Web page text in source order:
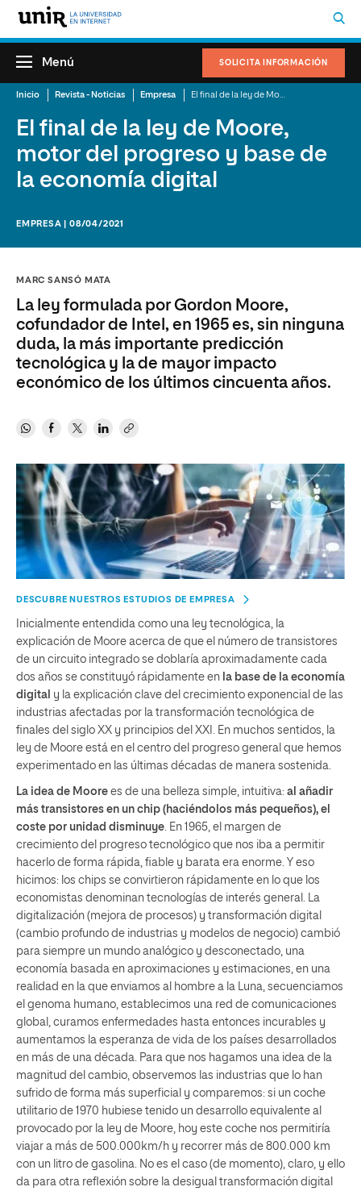
SOLICITA INFORMACIÓN
Menú
Inicio Revista - Noticias Empresa
El final de la ley de Moore,
motor del progreso y base de
la economía digital
EMPRESA | 08/04/2021
MARC SANSÓ MATA
La ley formulada por Gordon Moore,
cofundador de Intel, en 1965 es, sin ninguna
duda, la más importante predicción
tecnológica y la de mayor impacto
económico de los últimos cincuenta años.
DESCUBRE NUESTROS ESTUDIOS DE EMPRESA
Inicialmente entendida como una ley tecnológica, la
explicación de Moore acerca de que el número de transistores
de un circuito integrado se doblaría aproximadamente cada
dos años se constituyó rápidamente en la base de la economía
digital y la explicación clave del crecimiento exponencial de las
industrias afectadas por la transformación tecnológica de
finales del siglo XX y principios del XXI. En muchos sentidos, la
ley de Moore está en el centro del progreso general que hemos
experimentado en las últimas décadas de manera sostenida.
La idea de Moore es de una belleza simple, intuitiva: al añadir
más transistores en un chip (haciéndolos más pequeños), el
coste por unidad disminuye . En 1965, el margen de
crecimiento del progreso tecnológico que nos iba a permitir
hacerlo de forma rápida, fiable y barata era enorme. Y eso
hicimos: los chips se convirtieron rápidamente en lo que los
economistas denominan tecnologías de interés general. La
digitalización (mejora de procesos) y transformación digital
(cambio profundo de industrias y modelos de negocio) cambió
para siempre un mundo analógico y desconectado, una
economía basada en aproximaciones y estimaciones, en una
realidad en la que enviamos al hombre a la Luna, secuenciamos
el genoma humano, establecimos una red de comunicaciones
global, curamos enfermedades hasta entonces incurables y
aumentamos la esperanza de vida de los países desarrollados
en más de una década. Para que nos hagamos una idea de la
magnitud del cambio, observemos las industrias que lo han
sufrido de forma más superficial y comparemos: si un coche
utilitario de 1970 hubiese tenido un desarrollo equivalente al
provocado por la ley de Moore, hoy este coche nos permitiría
viajar a más de 500.000km/h y recorrer más de 800.000 km
con un litro de gasolina. No es el caso (de momento), claro, y ello
da para otra reflexión sobre la desigual transformación digital